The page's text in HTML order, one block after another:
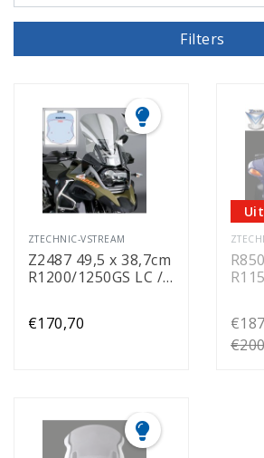
Filters
ZTECHNIC-VSTREAM
Z2487 49,5 x 38,7cm
R1200/1250GS LC /
€170,70